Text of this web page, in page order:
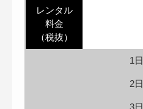
レンタル
料金
（税抜）
1日
2日
3日